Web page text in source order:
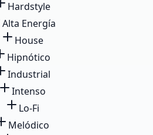
Hardstyle
Alta Energía
House
Hipnótico
Industrial
Intenso
Lo-Fi
Melódico